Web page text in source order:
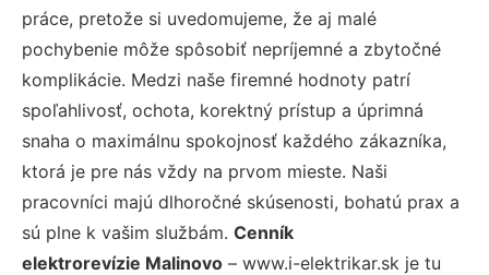
práce, pretože si uvedomujeme, že aj malé
pochybenie môže spôsobiť nepríjemné a zbytočné
komplikácie. Medzi naše firemné hodnoty patrí
spoľahlivosť, ochota, korektný prístup a úprimná
snaha o maximálnu spokojnosť každého zákazníka,
ktorá je pre nás vždy na prvom mieste. Naši
pracovníci majú dlhoročné skúsenosti, bohatú prax a
sú plne k vašim službám. Cenník
elektrorevízie Malinovo – www.i-elektrikar.sk je tu